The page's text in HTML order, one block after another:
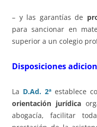
– y las garantías de
para sancionar en
superior a un colegio
Disposiciones
La D.Ad. 2ª establece
orientación jurídica
abogacía, facilitar